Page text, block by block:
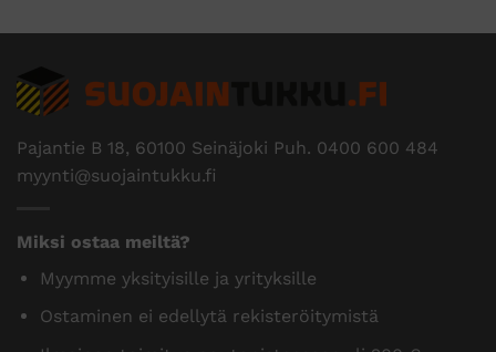
Pajantie B 18, 60100 Seinäjoki Puh. 0400 600 484
myynti@suojaintukku.fi
Miksi ostaa meiltä?
Myymme yksityisille ja yrityksille
Ostaminen ei edellytä rekisteröitymistä